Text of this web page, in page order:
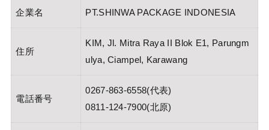
企業名 PT.SHINWA PACKAGE INDONESIA
住所
KIM, Jl. Mitra Raya II Blok E1, Parungm
ulya, Ciampel, Karawang
電話番号
0267-863-6558(代表)
0811-124-7900(北原)